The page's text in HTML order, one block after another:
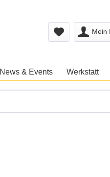
Mein
News & Events Werkstatt